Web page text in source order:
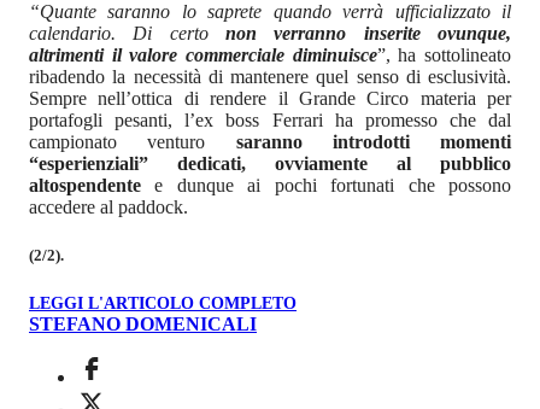
“Quante saranno lo saprete quando verrà ufficializzato il
calendario. Di certo non verranno inserite ovunque,
altrimenti il valore commerciale diminuisce”, ha sottolineato
ribadendo la necessità di mantenere quel senso di esclusività.
Sempre nell’ottica di rendere il Grande Circo materia per
portafogli pesanti, l’ex boss Ferrari ha promesso che dal
campionato venturo saranno introdotti momenti
“esperienziali” dedicati, ovviamente al pubblico
altospendentee dunque ai pochi fortunati che possono
accedere al paddock.
(2/2).
LEGGI L'ARTICOLO COMPLETO
STEFANO DOMENICALI